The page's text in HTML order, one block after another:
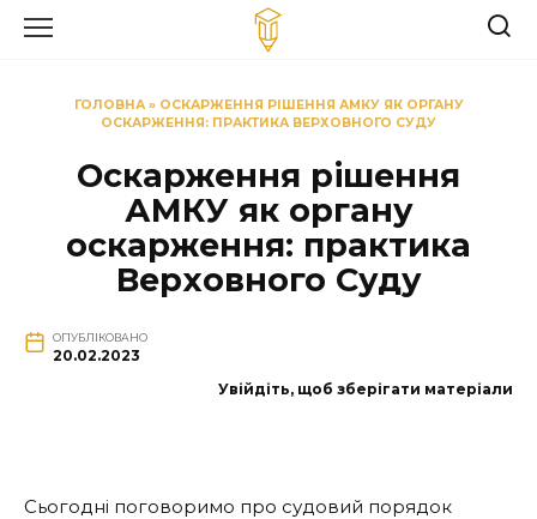
ГОЛОВНА» ОСКАРЖЕННЯ РІШЕННЯ АМКУ ЯК ОРГАНУ
ОСКАРЖЕННЯ: ПРАКТИКА ВЕРХОВНОГО СУДУ
Оскарження рішення
АМКУ як органу
оскарження: практика
Верховного Суду
ОПУБЛІКОВАНО
20.02.2023
Увійдіть, щоб зберігати матеріали
Сьогодні поговоримо про судовий порядок